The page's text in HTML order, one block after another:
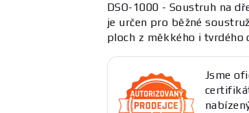
DSO-1000 - Soustruh na
je určen pro běžné
ploch z měkkého i tvrdého
Jsme